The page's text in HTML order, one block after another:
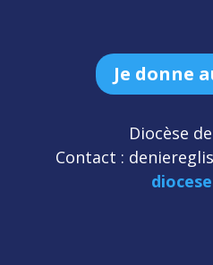
Je donne
Diocèse
Contact :